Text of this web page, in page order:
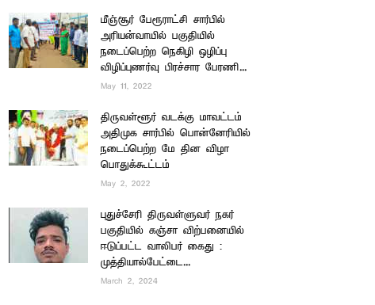
மீஞ்சூர் பேரூராட்சி சார்பில்
அரியன்வாயில் பகுதியில்
நடைப்பெற்ற நெகிழி ஒழிப்பு
விழிப்புணர்வு பிரச்சார பேரணி...
May 11, 2022
திருவள்ளூர் வடக்கு மாவட்டம்
அதிமுக சார்பில் பொன்னேரியில்
நடைப்பெற்ற மே தின விழா
பொதுக்கூட்டம்
May 2, 2022
புதுச்சேரி திருவள்ளுவர் நகர்
பகுதியில் கஞ்சா விற்பனையில்
ஈடுப்பட்ட வாலிபர் கைது :
முத்தியால்பேட்டை...
March 2, 2024